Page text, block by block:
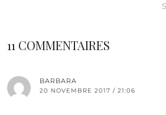
11 COMMENTAIRES
BARBARA
20 NOVEMBRE 2017 / 21:06